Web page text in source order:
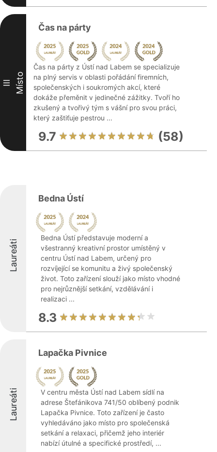
III Místo
Čas na párty
Čas na párty z Ústí nad Labem se specializuje
na plný servis v oblasti pořádání firemních,
společenských i soukromých akcí, které
dokáže přeměnit v jedinečné zážitky. Tvoří ho
zkušený a tvořivý tým s vášní pro svou práci,
který zaštiťuje pestrou ...
9.7 (58)
Laureáti
Bedna Ústí
Bedna Ústí představuje moderní a
všestranný kreativní prostor umístěný v
centru Ústí nad Labem, určený pro
rozvíjející se komunitu a živý společenský
život. Toto zařízení slouží jako místo vhodné
pro nejrůznější setkání, vzdělávání i
realizaci ...
8.3
Laureáti
Lapačka Pivnice
V centru města Ústí nad Labem sídlí na
adrese Štefánikova 741/50 oblíbený podnik
Lapačka Pivnice. Toto zařízení je často
vyhledáváno jako místo pro společenská
setkání a relaxaci, přičemž jeho interiér
nabízí útulné a specifické prostředí, ...